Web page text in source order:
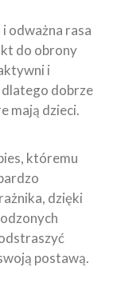
odważna rasa
do obrony
i
dlatego dobrze
mają dzieci.
któremu
dzięki
postawą.